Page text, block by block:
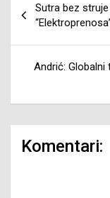
članaka
Sutra bez
Andrić: Globalni
Komentari: